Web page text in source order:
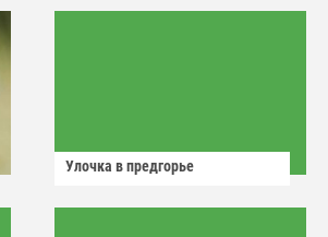
Улочка в предгорье